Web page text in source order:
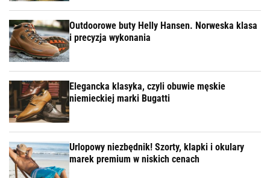
Outdoorowe buty Helly Hansen. Norweska klasa
i precyzja wykonania
Elegancka klasyka, czyli obuwie męskie
niemieckiej marki Bugatti
Urlopowy niezbędnik! Szorty, klapki i okulary
marek premium w niskich cenach